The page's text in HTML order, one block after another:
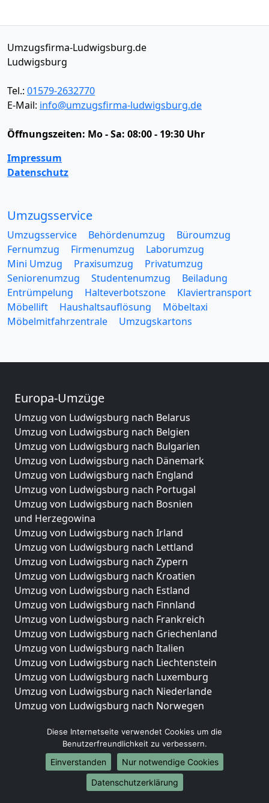
Umzugsfirma-Ludwigsburg.de
Ludwigsburg
Tel.: 01579-2632770
E-Mail: info@umzugsfirma-ludwigsburg.de
Öffnungszeiten: Mo - Sa: 08:00 - 19:30 Uhr
Impressum
Datenschutz
Umzugsservice
Umzugsservice Behördenumzug
Büroumzug
Fernumzug
Firmenumzug
Laborumzug
Mini Umzug
Praxisumzug
Privatumzug
Seniorenumzug
Studentenumzug
Beiladung
Entrümpelung
Halteverbotszone
Klaviertransport
Möbellift
Haushaltsauflösung
Möbeltaxi
Möbelmitfahrzentrale
Umzugskartons
Europa-Umzüge
Umzug von Ludwigsburg nach Belarus
Umzug von Ludwigsburg nach Belgien
Umzug von Ludwigsburg nach Bulgarien
Umzug von Ludwigsburg nach Dänemark
Umzug von Ludwigsburg nach England
Umzug von Ludwigsburg nach Portugal
Umzug von Ludwigsburg nach Bosnien
und Herzegowina
Umzug von Ludwigsburg nach Irland
Umzug von Ludwigsburg nach Lettland
Umzug von Ludwigsburg nach Zypern
Umzug von Ludwigsburg nach Kroatien
Umzug von Ludwigsburg nach Estland
Umzug von Ludwigsburg nach Finnland
Umzug von Ludwigsburg nach Frankreich
Umzug von Ludwigsburg nach Griechenland
Umzug von Ludwigsburg nach Italien
Umzug von Ludwigsburg nach Liechtenstein
Umzug von Ludwigsburg nach Luxemburg
Umzug von Ludwigsburg nach Niederlande
Umzug von Ludwigsburg nach Norwegen
Umzüge-Deutschlandweit
Umzug von Ludwigsburg nach Berlin
Umzug von Ludwigsburg nach Hamburg
Umzug von Ludwigsburg nach München
Umzug von Ludwigsburg nach Köln
Diese Internetseite verwendet Cookies um die
Benutzerfreundlichkeit zu verbessern.
Einverstanden
Nur notwendige Cookies
Datenschutzerklärung